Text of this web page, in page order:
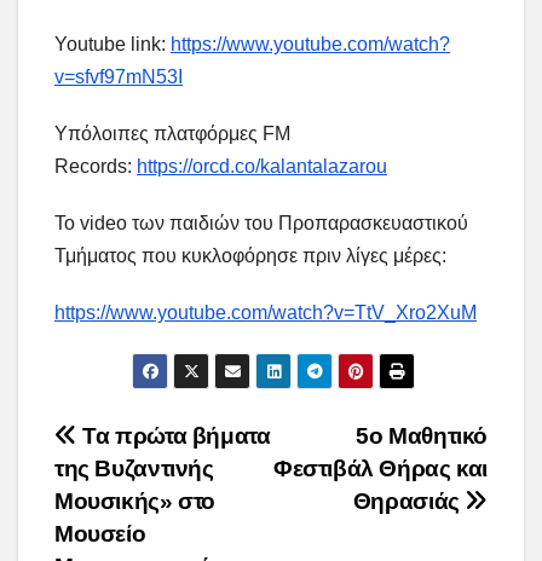
Youtube link: https://www.youtube.com/watch?
v=sfvf97mN53I
Υπόλοιπες πλατφόρμες FM
Records: https://orcd.co/kalantalazarou
Το video των παιδιών του Προπαρασκευαστικού
Τμήματος που κυκλοφόρησε πριν λίγες μέρες:
https://www.youtube.com/watch?v=TtV_Xro2XuM
Post
navigation
5ο Μαθητικό
Φεστιβάλ Θήρας και
Θηρασιάς
Τα πρώτα βήματα
της Βυζαντινής
Μουσικής» στο
Μουσείο